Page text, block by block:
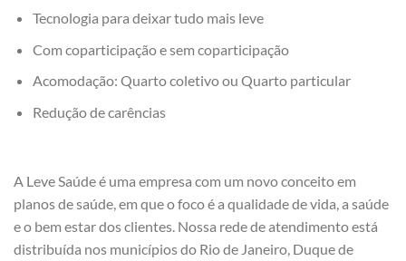
Tecnologia para deixar tudo mais leve
Com coparticipação e sem coparticipação
Acomodação: Quarto coletivo ou Quarto particular
Redução de carências
A Leve Saúde é uma empresa com um novo conceito em
planos de saúde, em que o foco é a qualidade de vida, a saúde
e o bem estar dos clientes. Nossa rede de atendimento está
distribuída nos municípios do Rio de Janeiro, Duque de